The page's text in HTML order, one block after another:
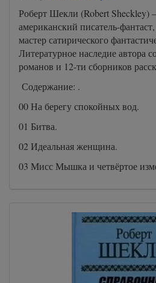
Роберт Шекли (Robert
американский писатель-
мастер сатирического
Литературное наследие автора
романов и 12-ти сборников
Содержание: .
00 На берегу спокойных вод.
01 Битва.
02 Идеальная женщина.
03 Мисс Мышка и четвёртое